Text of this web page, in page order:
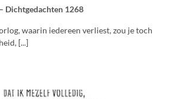
Dichtgedachten 1268
waarin iedereen verliest, zou je toch
[...]